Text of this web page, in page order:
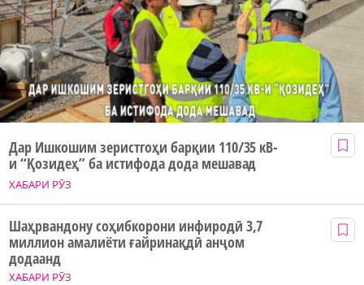
ХАБАРИ РӮЗ
Дар Ишкошим зеристгоҳи барқии 110/35 кВ-
и “Қозидеҳ” ба истифода дода мешавад
ХАБАРИ РӮЗ
Шаҳрвандону соҳибкорони инфиродӣ 3,7
миллион амалиёти ғайринақдӣ анҷом
додаанд